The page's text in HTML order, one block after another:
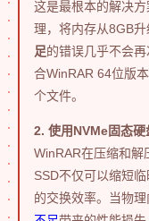
这是最根本的解决
理，将内存从8GB升
足的错误几乎不会
合WinRAR 64位版
个文件。
2. 使用NVMe固态硬
WinRAR在压缩和解
SSD不仅可以缩短
的交换效率。当物